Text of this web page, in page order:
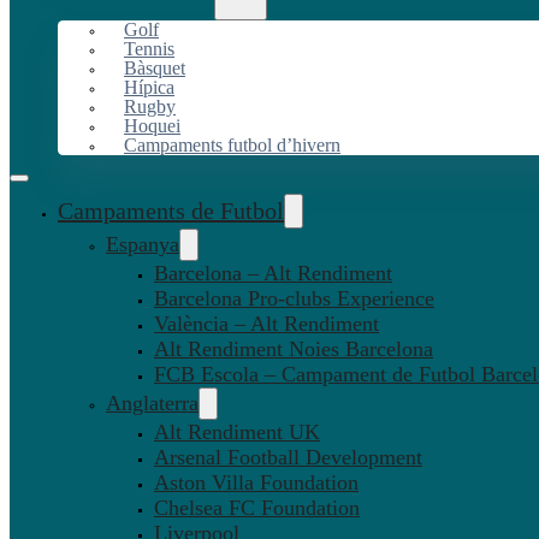
Golf
Tennis
Bàsquet
Hípica
Rugby
Hoquei
Campaments futbol d’hivern
Campaments de Futbol
Espanya
Barcelona – Alt Rendiment
Barcelona Pro-clubs Experience
València – Alt Rendiment
Alt Rendiment Noies Barcelona
FCB Escola – Campament de Futbol
Anglaterra
Alt Rendiment UK
Arsenal Football Development
Aston Villa Foundation
Chelsea FC Foundation
Liverpool